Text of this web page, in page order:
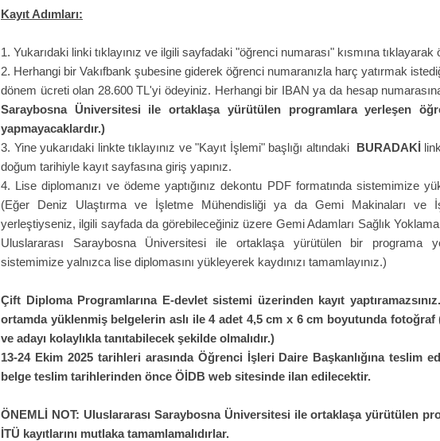
Kayıt Adımları:
1. Yukarıdaki linki tıklayınız ve ilgili sayfadaki "öğrenci numarası" kısmına
2. Herhangi bir Vakıfbank şubesine giderek öğrenci numaranızla harç yatırmak
dönem ücreti olan 28.600 TL'yi ödeyiniz. Herhangi bir IBAN ya da hesap
Saraybosna Üniversitesi ile ortaklaşa yürütülen programlara yerleşen
yapmayacaklardır.)
3. Yine yukarıdaki linkte tıklayınız ve "Kayıt İşlemi" başlığı altındaki BURADAKİ
doğum tarihiyle kayıt sayfasına giriş yapınız.
4. Lise diplomanızı ve ödeme yaptığınız dekontu PDF formatında sistemimize
(Eğer Deniz Ulaştırma ve İşletme Mühendisliği ya da Gemi Makinaları ve
yerleştiyseniz, ilgili sayfada da görebileceğiniz üzere Gemi Adamları Sağlık
Uluslararası Saraybosna Üniversitesi ile ortaklaşa yürütülen bir programa
sistemimize yalnızca lise diplomasını yükleyerek kaydınızı tamamlayınız.)
Çift Diploma Programlarına E-devlet sistemi üzerinden kayıt
ortamda yüklenmiş belgelerin aslı ile 4 adet 4,5 cm x 6 cm boyutunda
ve adayı kolaylıkla tanıtabilecek şekilde olmalıdır.)
13-24 Ekim 2025 tarihleri arasında Öğrenci İşleri Daire Başkanlığına teslim
belge teslim tarihlerinden önce ÖİDB web sitesinde ilan edilecektir.
ÖNEMLİ NOT: Uluslararası Saraybosna Üniversitesi ile ortaklaşa yürütülen
İTÜ kayıtlarını mutlaka tamamlamalıdırlar.